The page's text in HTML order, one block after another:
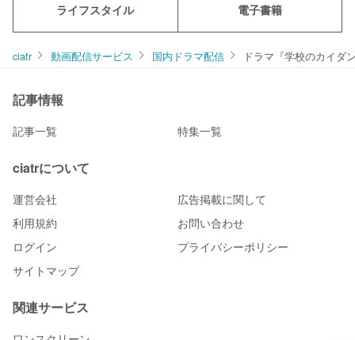
ライフスタイル 電子書籍
ciatr 動画配信サービス 国内ドラマ配信 ドラマ『学校のカイダ
記事情報
記事一覧 特集一覧
ciatrについて
運営会社
広告掲載に関して
利用規約
お問い合わせ
ログイン
プライバシーポリシー
サイトマップ
関連サービス